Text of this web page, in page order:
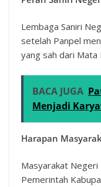
Lembaga Saniri
setelah Panpel
yang sah dari Mata
BACA JUGA
Menjadi
Harapan
Masyarakat Negeri
Pemerintah